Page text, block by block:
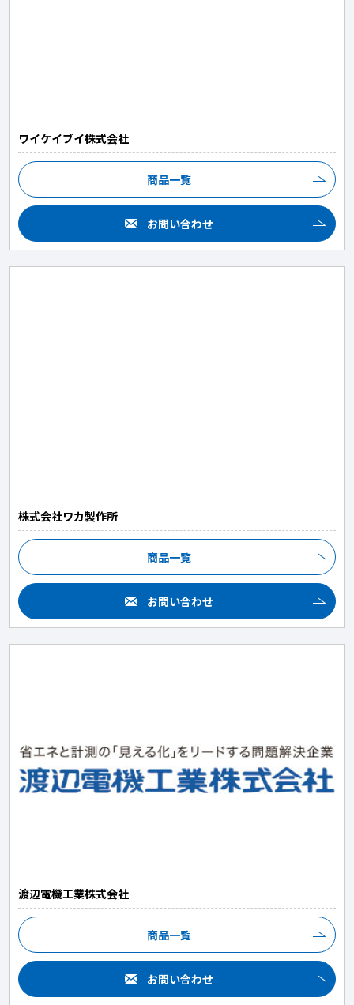
ワイケイブイ株式会社
商品一覧
お問い合わせ
株式会社ワカ製作所
商品一覧
お問い合わせ
渡辺電機工業株式会社
商品一覧
お問い合わせ